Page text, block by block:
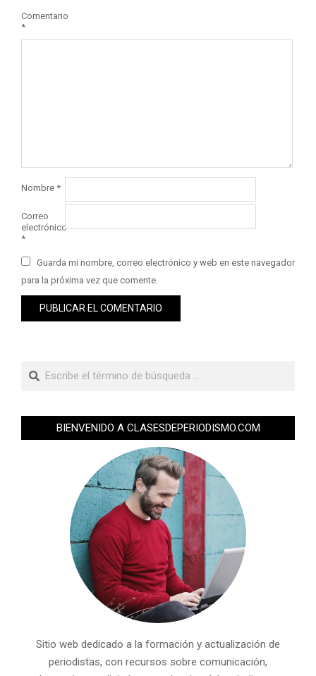
Comentario
*
Nombre *
Correo
electrónico
*
Guarda mi nombre, correo electrónico y web en este navegador
para la próxima vez que comente.
BIENVENIDO A CLASESDEPERIODISMO.COM
Sitio web dedicado a la formación y actualización de
periodistas, con recursos sobre comunicación,